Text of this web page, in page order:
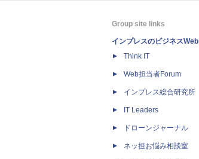
Group site links
インプレスのビジネスWeb
Think IT
Web担当者Forum
インプレス総合研究所
IT Leaders
ドローンジャーナル
ネッ担お悩み相談室